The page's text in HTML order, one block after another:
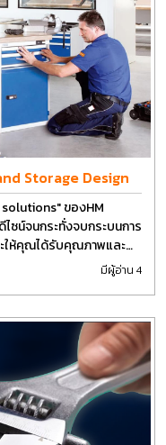
Storage Design
ของHM
ซน์จนกระทั่งจบกระบนการ
ให้คุณได้รับคุณภาพและ
มีผู้อ่าน 4